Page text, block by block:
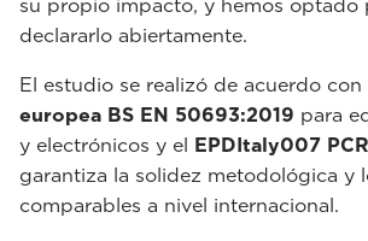
su propio impacto, y hemos optado
declararlo abiertamente.
El estudio se realizó de acuerdo con
europea BS EN 50693:2019 para
y electrónicos y el EPDItaly007 PCR
garantiza la solidez metodológica y
comparables a nivel internacional.